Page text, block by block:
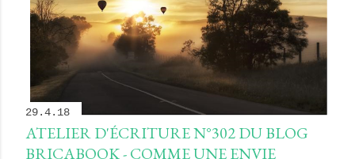
29.4.18
ATELIER D'ÉCRITURE N°302 DU BLOG
BRICABOOK - COMME UNE ENVIE